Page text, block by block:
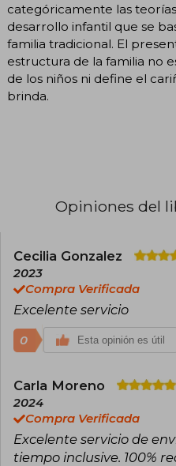
categóricamente las
desarrollo infantil que se
familia tradicional. El
estructura de la familia no
de los niños ni define el
brinda.
Opiniones del
Cecilia Gonzalez
2023
Compra Verificada
Excelente servicio
0 Esta opinión es útil
Carla Moreno
2024
Compra Verificada
Excelente servicio de
tiempo inclusive. 100%